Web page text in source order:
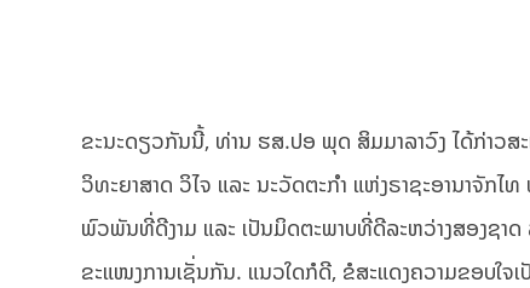
ຂະນະດຽວກັນນີ້, ທ່ານ ຮສ.ປອ ພຸດ ສິມມາລາວົງ ໄດ້ກ່າວ
ວິທະຍາສາດ ວິໄຈ ແລະ ນະວັດຕະກຳ ແຫ່ງຣາຊະອານາຈັກ
ພົວພັນທີ່ດີງາມ ແລະ ເປັນມິດຕະພາບທີ່ດີລະຫວ່າງສອງຊາ
ຂະແໜງການເຊັ່ນກັນ. ແນວໃດກໍດີ, ຂໍສະແດງຄວາມຂອບໃຈ